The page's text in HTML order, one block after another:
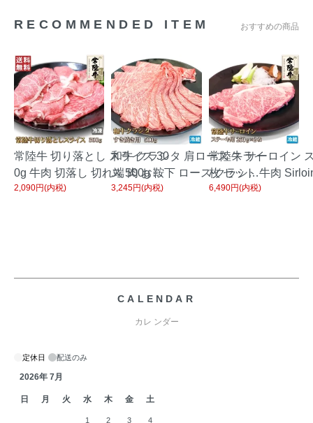
RECOMMENDED ITEM おすすめの商品
常陸牛 切り落とし スライス 30
0g 牛肉 切落し 切れ端 肉 お肉
牛 ギフトお中元 お歳暮 ご贈答
2,090円(内税)
和牛 クラシタ 肩ロース スライ
ス 500g 鞍下 ロース クラシタ
ロース すき焼き しゃぶしゃぶ
3,245円(内税)
常陸牛 サーロイン
枚 セット 牛肉
中元 ギフト お歳暮
6,490円(内税)
CALENDAR
カレ ンダー
定休日 配送のみ
2026年 7月
日 月 火 水 木 金 土
1 2 3 4